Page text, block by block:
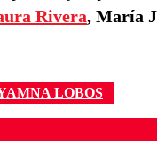
Rivera, María
LOBOS